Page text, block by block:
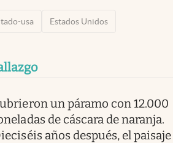
usa Estados Unidos
un páramo con 12.000
de cáscara de naranja.
años después, el paisaje